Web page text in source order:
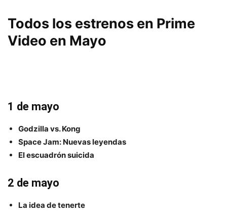
Todos los estrenos en Prime
Video en Mayo
1 de mayo
Godzilla vs. Kong
Space Jam: Nuevas leyendas
El escuadrón suicida
2 de mayo
La idea de tenerte